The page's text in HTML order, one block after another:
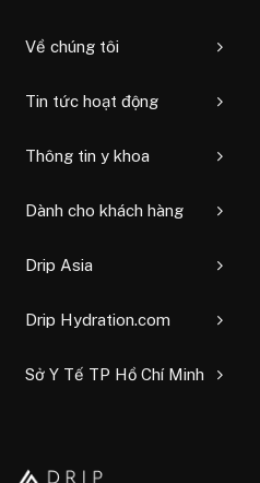
Về chúng tôi
Tin tức hoạt động
Thông tin y khoa
Dành cho khách hàng
Drip Asia
Drip Hydration.com
Sở Y Tế TP Hồ Chí Minh